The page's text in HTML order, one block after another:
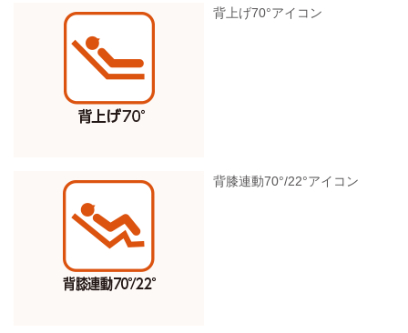
背上げ70°アイコン
背膝連動70°/22°アイコン